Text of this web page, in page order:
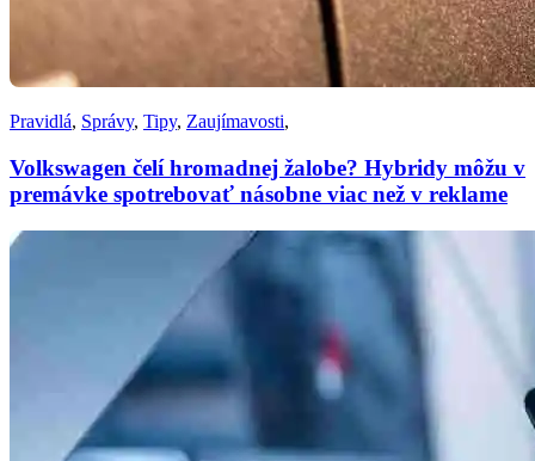
Pravidlá, Správy, Tipy, Zaujímavosti,
Volkswagen čelí hromadnej žalobe? Hybridy môžu v
premávke spotrebovať násobne viac než v reklame